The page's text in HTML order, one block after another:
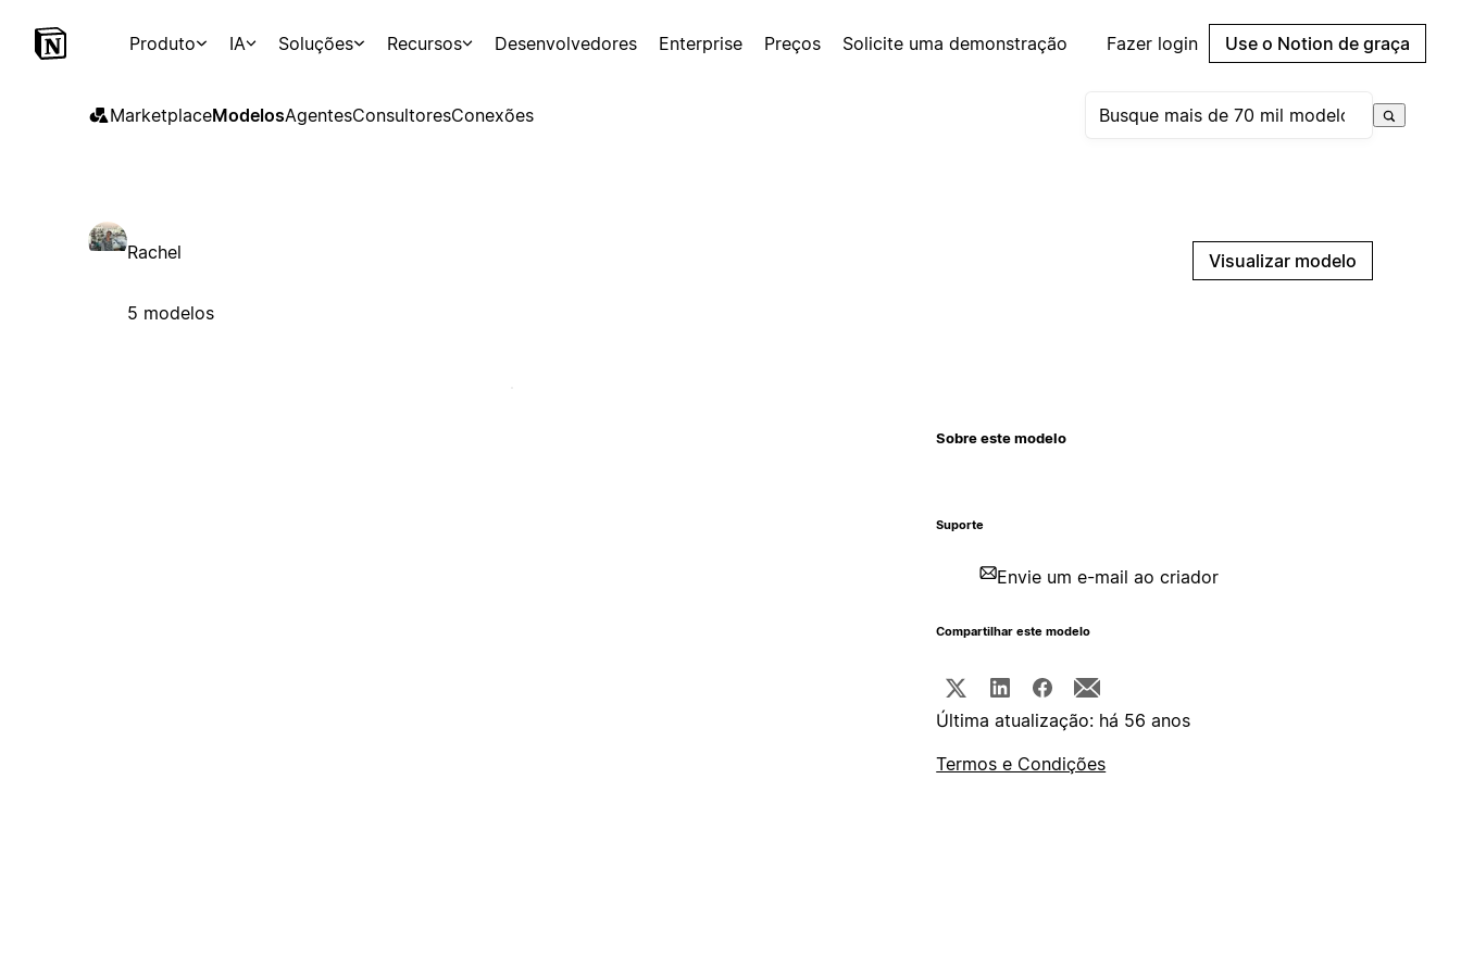
Produto IA Soluções Recursos Desenvolvedores Enterprise Preços Solicite uma demonstração Fazer login Use o Notion de graça
MarketplaceModelosAgentesConsultoresConexões
Rachel
5 modelos
Visualizar modelo
Sobre este modelo
Suporte
Envie um e-mail ao criador
Compartilhar este modelo
Última atualização: há 56 anos
Termos e Condições